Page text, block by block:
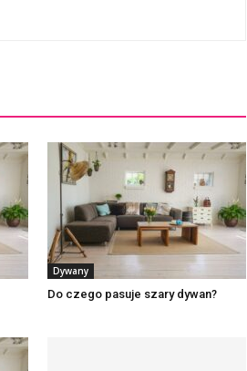
Dywany
Do czego pasuje szary dywan?